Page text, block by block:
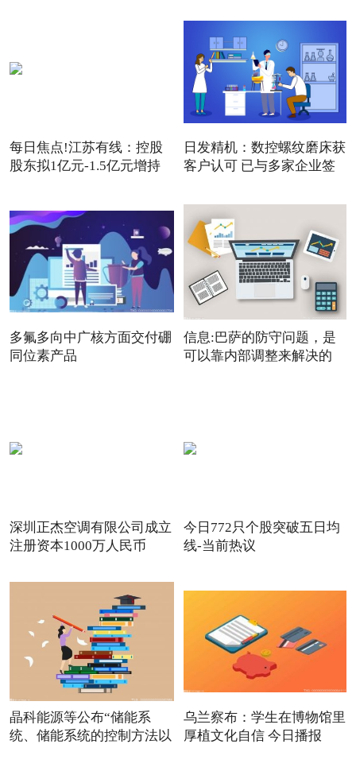
每日焦点!江苏有线：控股
股东拟1亿元-1.5亿元增持
日发精机：数控螺纹磨床获
客户认可 已与多家企业签
多氟多向中广核方面交付硼
同位素产品
信息:巴萨的防守问题，是
可以靠内部调整来解决的
深圳正杰空调有限公司成立
注册资本1000万人民币
今日772只个股突破五日均
线-当前热议
晶科能源等公布“储能系
统、储能系统的控制方法以
乌兰察布：学生在博物馆里
厚植文化自信 今日播报